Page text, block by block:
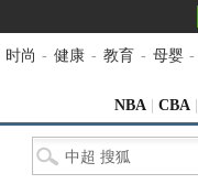
时尚 - 健康 - 教育 - 母婴 -
NBA CBA